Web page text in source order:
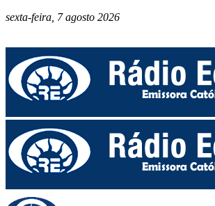
sexta-feira, 7 agosto 2026